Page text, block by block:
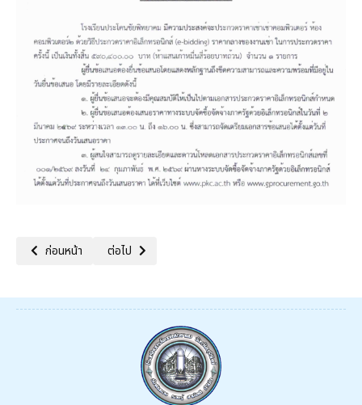
เนื้อหาก่อนหน้า: ประกาศผู้ชนะเสนอราคาเช่าคอม
ก่อนหน้า เนื้อหาถัดไป: เผยแพร่แผนการจัดซื้อ-จัดจ้าง ปีงบประมาณ
ต่อไป